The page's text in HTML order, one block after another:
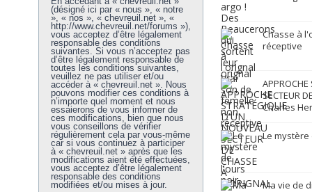
(désigné ici par « nous », « notre
», « nos », « chevreuil.net », «
http://www.chevreuil.net/forums »),
vous acceptez d’être légalement
responsable des conditions
suivantes. Si vous n’acceptez pas
d’être légalement responsable de
toutes les conditions suivantes,
veuillez ne pas utiliser et/ou
accéder à « chevreuil.net ». Nous
pouvons modifier ces conditions à
n’importe quel moment et nous
essaierons de vous informer de
ces modifications, bien que nous
vous conseillons de vérifier
régulièrement cela par vous-même
car si vous continuez à participer
à « chevreuil.net » après que les
modifications aient été effectuées,
vous acceptez d’être légalement
responsable des conditions
modifiées et/ou mises à jour.
Chasse à
réceptive
SECTEUR
Charles
Le
Ma vie de